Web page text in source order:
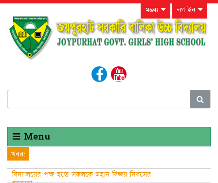
মন্তব্য লগ ইন
Menu
খবর:
বিদ্যালয়ের পক্ষ হতে সকলকে মহান বিজয় দিবসের